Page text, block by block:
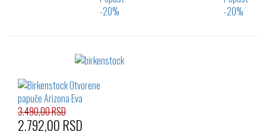
Izaberi željeni broj:
27
29
30
32
3.490,00 RSD
2.792,00 RSD